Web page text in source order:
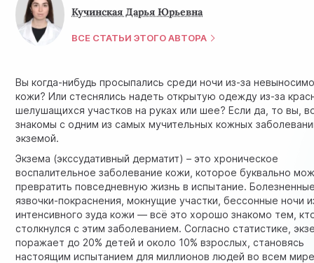
Кучинская Дарья Юрьевна
ВСЕ СТАТЬИ ЭТОГО АВТОРА
Вы когда-нибудь просыпались среди ночи из-за
кожи? Или стеснялись надеть открытую одежду из-за
шелушащихся участков на руках или шее? Если да, то вы,
знакомы с одним из самых мучительных кожных
экземой.
Экзема (экссудативный дерматит) – это хроническое
воспалительное заболевание кожи, которое буквально
превратить повседневную жизнь в испытание.
язвочки-покраснения, мокнущие участки, бессонные ночи
интенсивного зуда кожи — всё это хорошо знакомо тем,
столкнулся с этим заболеванием. Согласно статистике,
поражает до 20% детей и около 10% взрослых, становясь
настоящим испытанием для миллионов людей во всем